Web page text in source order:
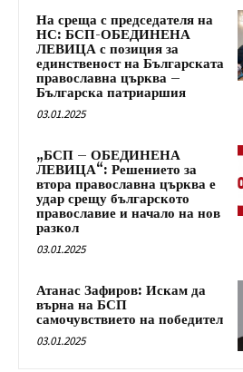
На среща с председателя на
НС: БСП-ОБЕДИНЕНА
ЛЕВИЦА с позиция за
единственост на Българската
православна църква –
Българска патриаршия
03.01.2025
„БСП – ОБЕДИНЕНА
ЛЕВИЦА“: Решението за
втора православна църква е
удар срещу българското
православие и начало на нов
разкол
03.01.2025
Атанас Зафиров: Искам да
върна на БСП
самочувствието на победител
03.01.2025